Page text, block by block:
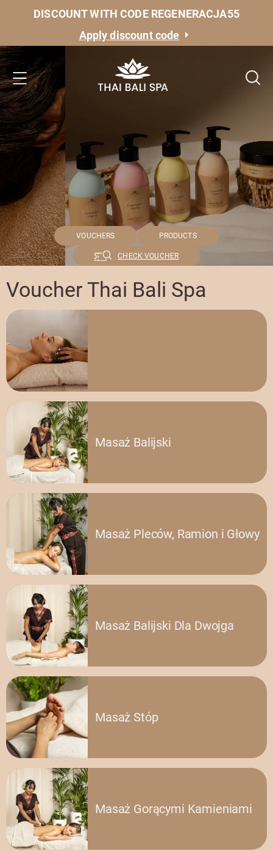
DISCOUNT WITH CODE REGENERACJA55
Apply discount code
VOUCHERS PRODUCTS
CHECK VOUCHER
Voucher Thai Bali Spa
Masaż Balijski
Masaż Pleców, Ramion i Głowy
Masaż Balijski Dla Dwojga
Masaż Stóp
Masaż Gorącymi Kamieniami